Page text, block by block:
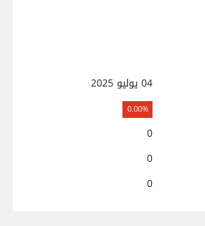
04 يوليو 2025
0.00%
0
0
0